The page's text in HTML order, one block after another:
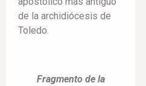
de la archidiócesis de
Toledo.
Fragmento de la